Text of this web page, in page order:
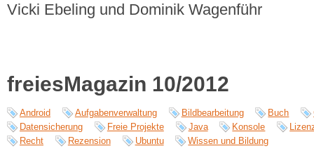
Vicki Ebeling und Dominik Wagenführ
freiesMagazin 10/2012
Android Aufgabenverwaltung Bildbearbeitung Buch
Datensicherung
Freie Projekte Java Konsole
Recht
Rezension Ubuntu Wissen und Bildung